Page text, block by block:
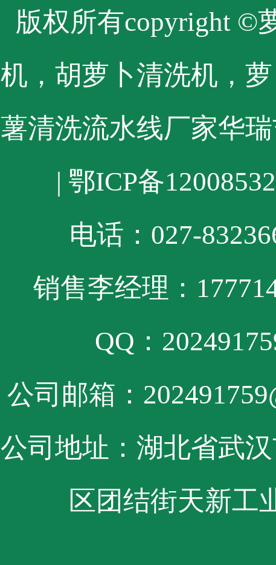
版权所有copyright ©
机，胡萝卜清洗机，
薯清洗流水线厂家华
| 鄂ICP备
电话：027-
销售李经理：
QQ：
公司邮箱：
公司地址：湖北省武
区团结街天新工